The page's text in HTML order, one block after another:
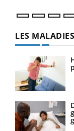
LES MALADIES